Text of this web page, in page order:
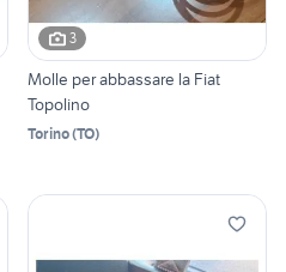
3
Molle per abbassare la Fiat
Topolino
Torino(TO)